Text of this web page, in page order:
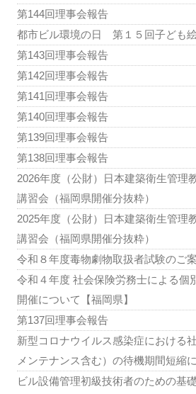
第144回理事会報告
都市ビル環境の日 第１５回子ども
第143回理事会報告
第142回理事会報告
第141回理事会報告
第140回理事会報告
第139回理事会報告
第138回理事会報告
2026年度（公財）日本建築衛生管理
講習会（福岡県開催分抜粋）
2025年度（公財）日本建築衛生管理
講習会（福岡県開催分抜粋）
令和８年度毒物劇物取扱者試験のご
令和４年度 社会保険労務士による個
開催について【福岡県】
第137回理事会報告
新型コロナウイルス感染症における
メンテナンス含む）の待機期間短縮
ビル設備管理初級技術者のための基